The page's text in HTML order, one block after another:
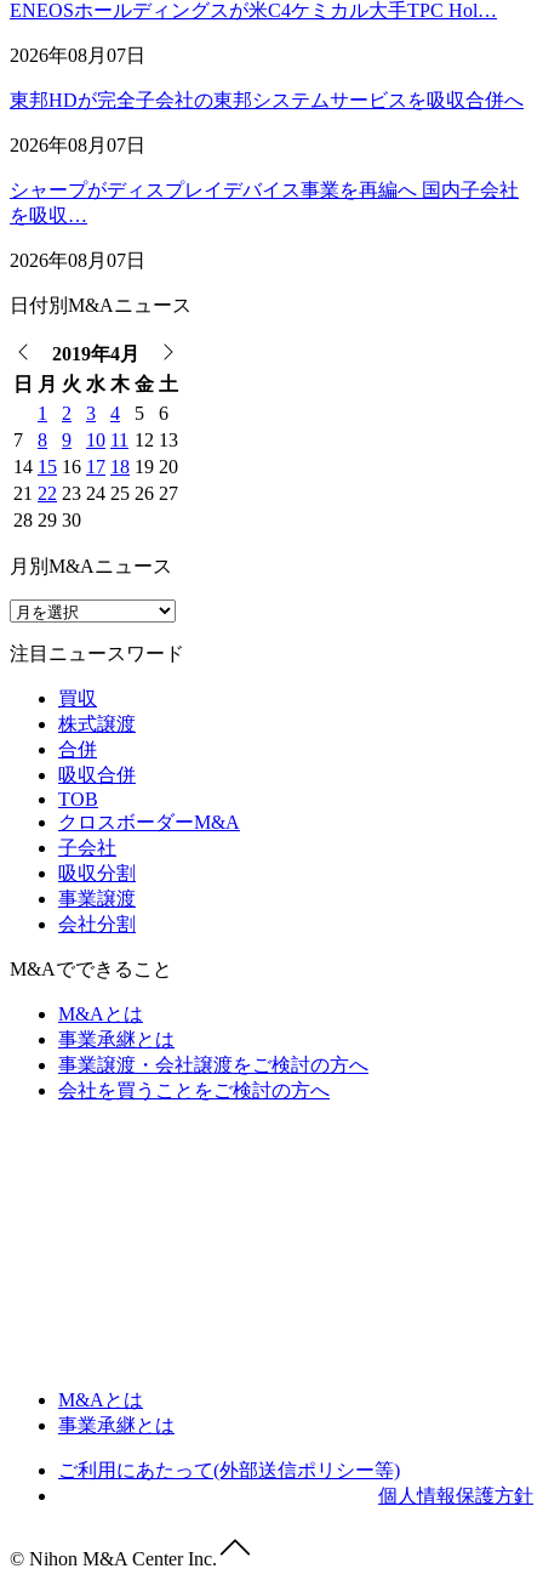
ENEOSホールディングスが米C4ケミカル大手TPC Hol…
2026年08月07日
東邦HDが完全子会社の東邦システムサービスを吸収合併へ
2026年08月07日
シャープがディスプレイデバイス事業を再編へ 国内子会社
を吸収…
2026年08月07日
日付別M&Aニュース
2019年4月
日
月 火 水 木 金 土
1
2 3 4 5
6
7
8 9 10 11 12 13
14 15 16 17 18 19 20
21 22 23 24 25 26 27
28 29 30
月別M&Aニュース
注目ニュースワード
買収
株式譲渡
合併
吸収合併
TOB
クロスボーダーM&A
子会社
吸収分割
事業譲渡
会社分割
M&Aでできること
M&Aとは
事業承継とは
事業譲渡・会社譲渡をご検討の方へ
会社を買うことをご検討の方へ
M&Aとは
事業承継とは
ご利用にあたって(外部送信ポリシー等)
個人情報保護方針
© Nihon M&A Center Inc.